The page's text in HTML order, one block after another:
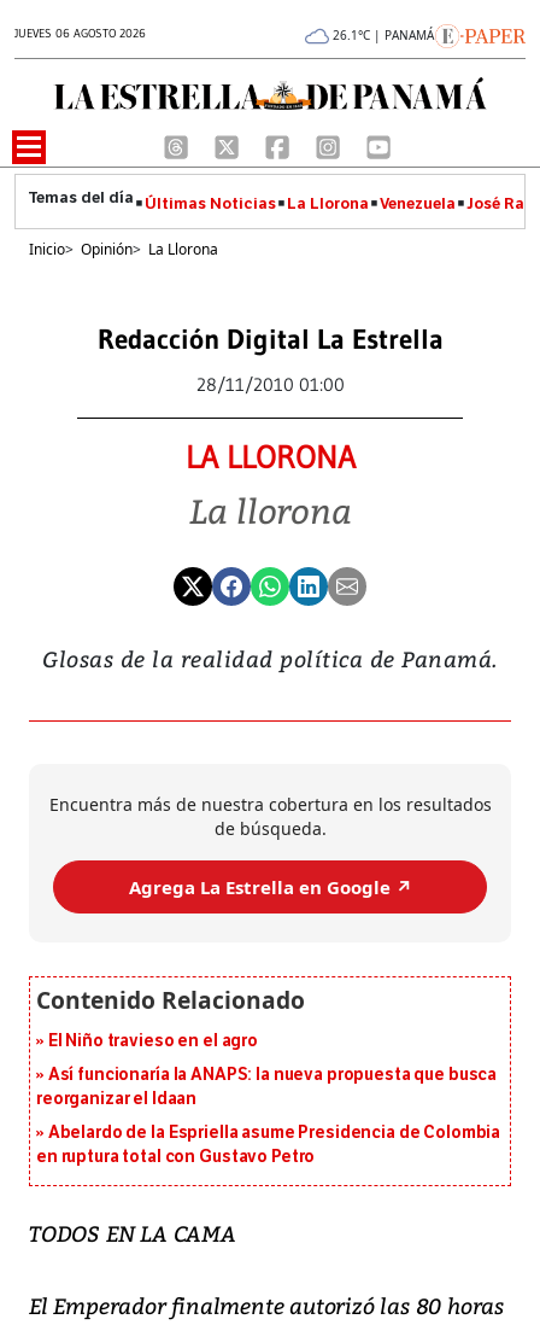
JUEVES 06 AGOSTO 2026 26.1°C | PANAMÁ
Últimas Noticias La Llorona Venezuela José
Inicio> Opinión> La Llorona
Redacción Digital La Estrella
28/11/2010 01:00
LA LLORONA
La llorona
Glosas de la realidad política de Panamá.
Encuentra más de nuestra cobertura en los resultados
de búsqueda.
Agrega La Estrella en Google ↗️
El Niño travieso en el agro
Así funcionaría la ANAPS: la nueva propuesta que busca
reorganizar el Idaan
Abelardo de la Espriella asume Presidencia de Colombia
en ruptura total con Gustavo Petro
TODOS EN LA CAMA
El Emperador finalmente autorizó las 80 horas